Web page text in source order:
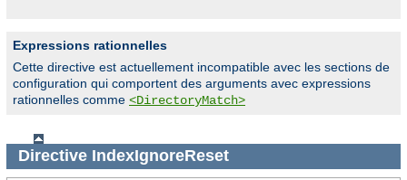
Expressions rationnelles
Cette directive est actuellement incompatible avec les sections de
configuration qui comportent des arguments avec expressions
rationnelles comme <DirectoryMatch>
Directive IndexIgnoreReset